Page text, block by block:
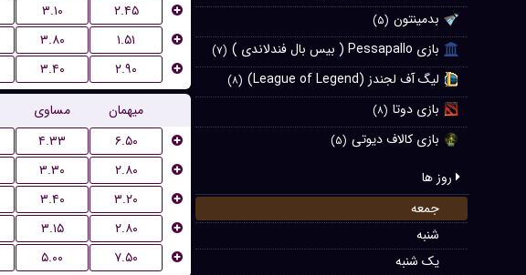
بدمینتون (۵)
بازی Pessapallo ( بیس بال فندلاندی ) (۷)
لیگ آف لجندز (League of Legend) (۸)
بازی دوتا (۸)
بازی کالاف دیوتی (۵)
روز ها
جمعه
شنبه
یک شنبه
۳.۱۰
۲.۴۵
۳.۸۰
۱.۵۱
۳.۴۰ ۲.۹۰
مساوی
میهمان
۴.۳۳
۶.۵۰
۳.۳۰
۲.۸۰
۳.۴۰
۳.۲۰
۳.۱۵
۲.۸۰
۵.۰۰ ۷.۵۰